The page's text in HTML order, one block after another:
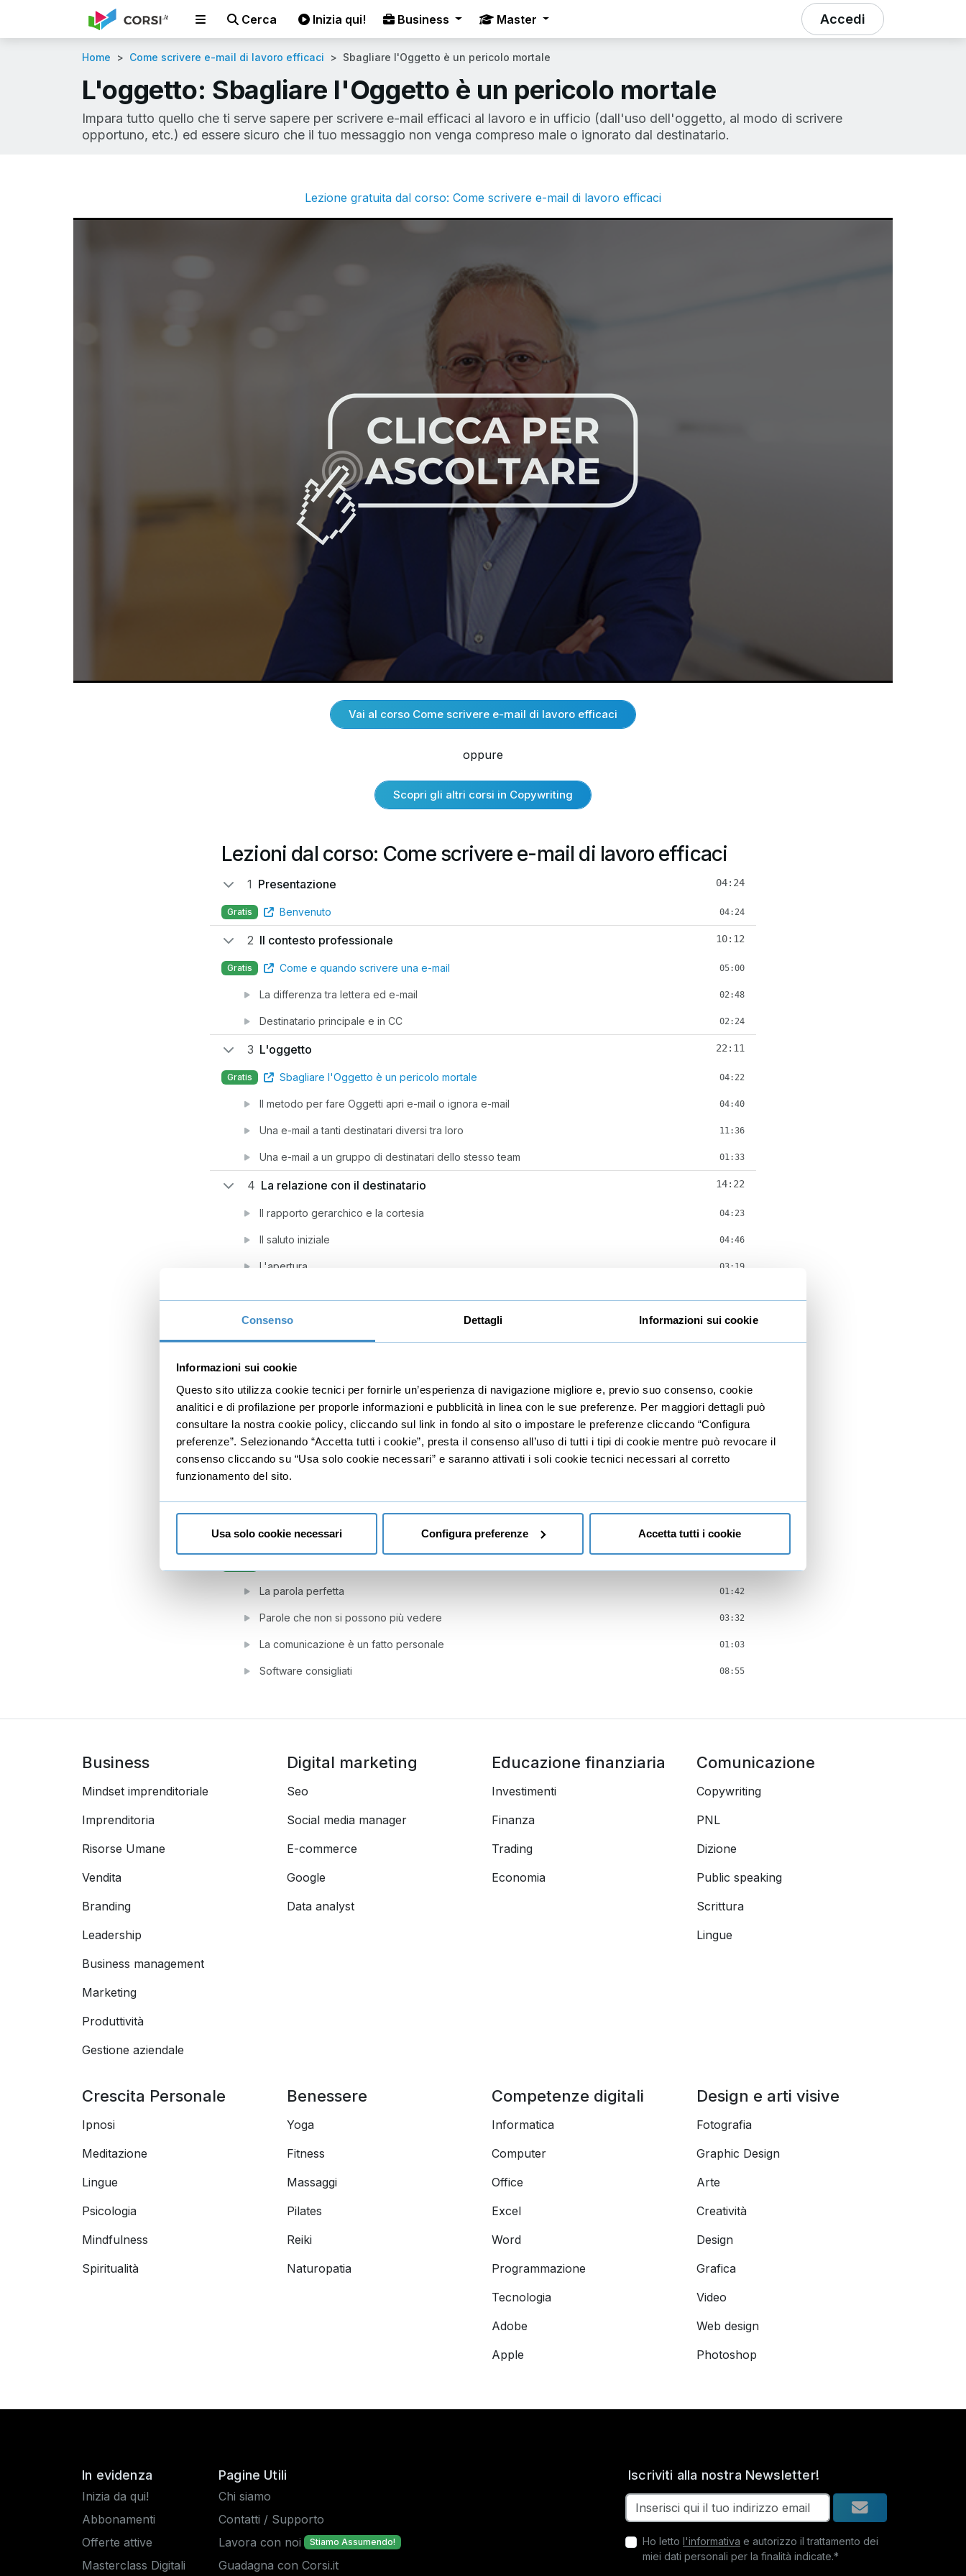
Consenso Dettagli Informazioni sui cookie
Informazioni sui cookie
Questo sito utilizza cookie tecnici per fornirle un’esperienza di navigazione migliore e, previo suo consenso, cookie
analitici e di profilazione per proporle informazioni e pubblicità in linea con le sue preferenze. Per maggiori dettagli può
consultare la nostra cookie policy, cliccando sul link in fondo al sito o impostare le preferenze cliccando “Configura
preferenze”. Selezionando “Accetta tutti i cookie”, presta il consenso all’uso di tutti i tipi di cookie mentre può revocare il
consenso cliccando su “Usa solo cookie necessari” e saranno attivati i soli cookie tecnici necessari al corretto
funzionamento del sito.
Usa solo cookie necessari Configura preferenze Accetta tutti i cookie
Cerca Inizia qui! Business Master Accedi
Home Come scrivere e-mail di lavoro efficaci Sbagliare l'Oggetto è un pericolo mortale
L'oggetto: Sbagliare l'Oggetto è un pericolo mortale
Impara tutto quello che ti serve sapere per scrivere e-mail efficaci al lavoro e in ufficio (dall'uso dell'oggetto, al modo di scrivere
opportuno, etc.) ed essere sicuro che il tuo messaggio non venga compreso male o ignorato dal destinatario.
Lezione gratuita dal corso: Come scrivere e-mail di lavoro efficaci
Vai al corso Come scrivere e-mail di lavoro efficaci
oppure
Scopri gli altri corsi in Copywriting
Lezioni dal corso: Come scrivere e-mail di lavoro efficaci
1 Presentazione 04:24
Gratis Benvenuto 04:24
2 Il contesto professionale 10:12
Gratis Come e quando scrivere una e-mail 05:00
La differenza tra lettera ed e-mail 02:48
Destinatario principale e in CC 02:24
3 L'oggetto 22:11
Gratis Sbagliare l'Oggetto è un pericolo mortale 04:22
Il metodo per fare Oggetti apri e-mail o ignora e-mail 04:40
Una e-mail a tanti destinatari diversi tra loro 11:36
Una e-mail a un gruppo di destinatari dello stesso team 01:33
4 La relazione con il destinatario 14:22
Il rapporto gerarchico e la cortesia 04:23
Il saluto iniziale 04:46
L'apertura 03:19
5 Il messaggio 35:20
La sintesi
La giusta sequenza delle informazioni 04:43
Il collegamento delle informazioni 08:21
Le evidenziazioni 06:55
6 La lingua
Introduzione 04:48
Scrivere frasi semplici 07:16
La parola perfetta 01:42
Parole che non si possono più vedere 03:32
La comunicazione è un fatto personale 01:03
Software consigliati 08:55
Business
Mindset imprenditoriale
Imprenditoria
Risorse Umane
Vendita
Branding
Leadership
Business management
Marketing
Produttività
Gestione aziendale
Digital marketing
Seo
Social media manager
E-commerce
Google
Data analyst
Educazione finanziaria
Investimenti
Finanza
Trading
Economia
Comunicazione
Copywriting
PNL
Dizione
Public speaking
Scrittura
Lingue
Crescita Personale
Ipnosi
Meditazione
Lingue
Psicologia
Mindfulness
Spiritualità
Benessere
Yoga
Fitness
Massaggi
Pilates
Reiki
Naturopatia
Competenze digitali
Informatica
Computer
Office
Excel
Word
Programmazione
Tecnologia
Adobe
Apple
Design e arti visive
Fotografia
Graphic Design
Arte
Creatività
Design
Grafica
Video
Web design
Photoshop
In evidenza
Inizia da qui!
Abbonamenti
Offerte attive
Masterclass Digitali
Pagine Utili
Chi siamo
Contatti / Supporto
Lavora con noi
Stiamo Assumendo!
Guadagna con Corsi.it
Iscriviti alla nostra Newsletter!
Ho letto l'informativa e autorizzo il trattamento dei
miei dati personali per la finalità indicate.*